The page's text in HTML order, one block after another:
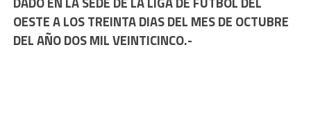
OESTE A LOS TREINTA DIAS DEL MES DE OCTUBRE
DEL AÑO DOS MIL VEINTICINCO.-